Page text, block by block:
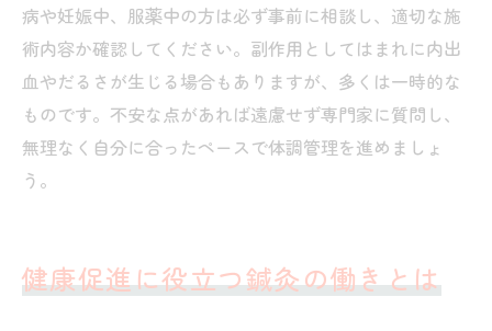
病や妊娠中、服薬中の方は必ず事前に相談し、適切な施
術内容か確認してください。副作用としてはまれに内出
血やだるさが生じる場合もありますが、多くは一時的な
ものです。不安な点があれば遠慮せず専門家に質問し、
無理なく自分に合ったペースで体調管理を進めましょ
う。
健康促進に役立つ鍼灸の働きとは